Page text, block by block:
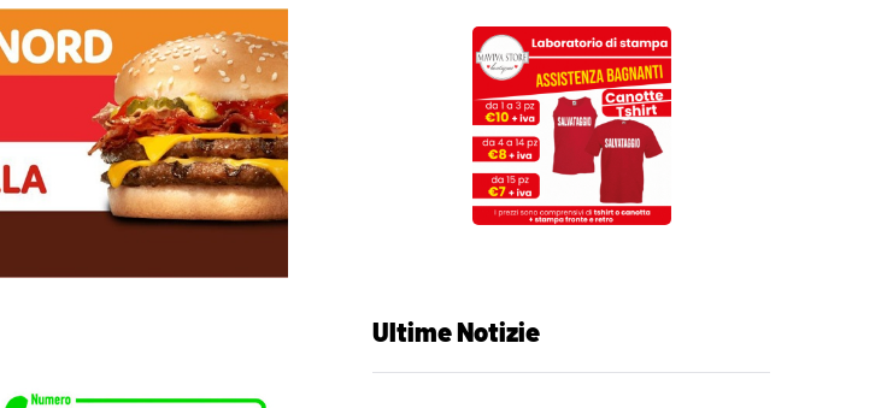
Ultime Notizie